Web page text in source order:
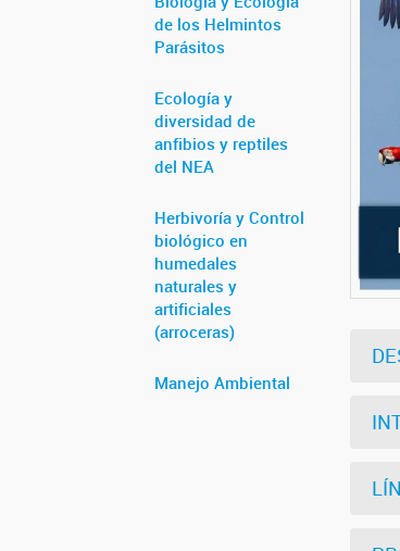
de los Helmintos
Parásitos
Ecología y
diversidad de
anfibios y reptiles
del NEA
Herbivoría y Control
biológico en
humedales
naturales y
artificiales
(arroceras)
Manejo Ambiental